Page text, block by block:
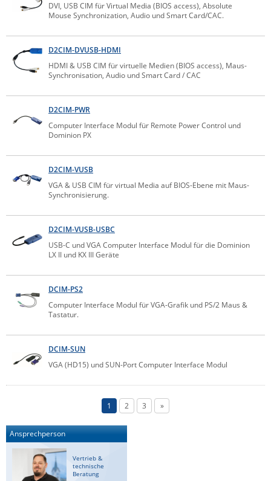
Westermo
ZPE Systems
News zu unseren Herstellern
DVI, USB CIM für Virtual Media (BIOS access), Absolute
Mouse Synchronization, Audio und Smart Card/CAC.
D2CIM-DVUSB-HDMI
HDMI & USB CIM für virtuelle Medien (BIOS access), Maus-
Synchronisation, Audio und Smart Card / CAC
D2CIM-PWR
Computer Interface Modul für Remote Power Control und
Dominion PX
D2CIM-VUSB
VGA & USB CIM für virtual Media auf BIOS-Ebene mit Maus-
Synchronisierung.
D2CIM-VUSB-USBC
USB-C und VGA Computer Interface Modul für die Dominion
LX II und KX III Geräte
DCIM-PS2
Computer Interface Modul für VGA-Grafik und PS/2 Maus &
Tastatur.
DCIM-SUN
VGA (HD15) und SUN-Port Computer Interface Modul
1 2 3 »
Ansprechperson
Vertrieb &
technische
Beratung